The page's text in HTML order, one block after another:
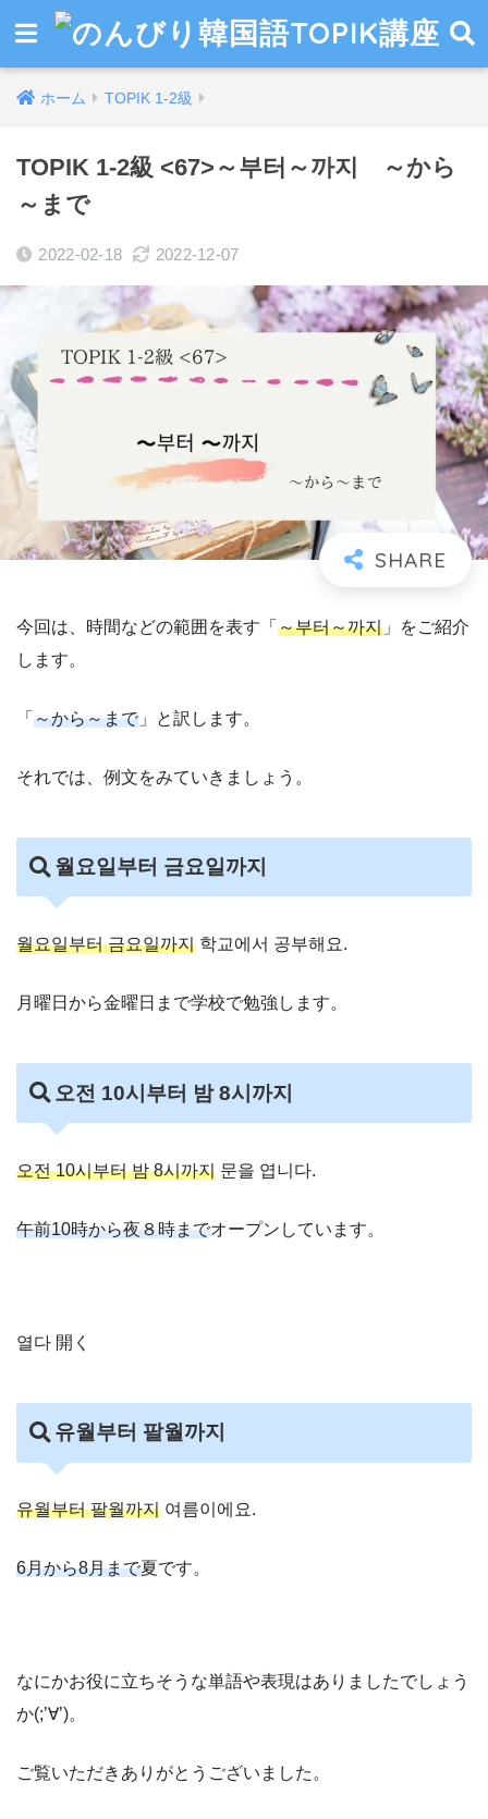
ホーム TOPIK 1-2級
TOPIK 1-2級 <67>～부터～까지 ～から
～まで
2022-02-18 2022-12-07
今回は、時間などの範囲を表す「 ～부터～까지 」をご紹介
します。
「 ～から～まで 」と訳します。
それでは、例文をみていきましょう。
월요일부터 금요일까지
월요일부터 금요일까지 학교에서 공부해요.
月曜日から金曜日まで学校で勉強します。
오전 10시부터 밤 8시까지
오전 10시부터 밤 8시까지 문을 엽니다.
午前10時から夜８時までオープンしています。
열다 開く
유월부터 팔월까지
유월부터 팔월까지 여름이에요.
6月から8月まで夏です。
なにかお役に立ちそうな単語や表現はありましたでしょう
か(;’∀’)。
ご覧いただきありがとうございました。